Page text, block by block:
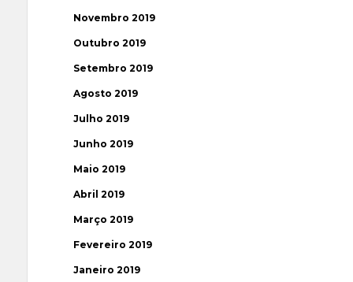
Novembro 2019
Outubro 2019
Setembro 2019
Agosto 2019
Julho 2019
Junho 2019
Maio 2019
Abril 2019
Março 2019
Fevereiro 2019
Janeiro 2019